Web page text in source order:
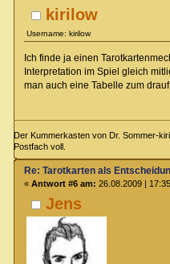
kirilow
Username: kirilow
Ich finde ja einen
Interpretation im Spiel gleich
man auch eine Tabelle zum
Der Kummerkasten von Dr. Sommer-
Postfach voll.
Jens
Re: Tarotkarten als
« Antwort #6 am: 26.08.2009 |